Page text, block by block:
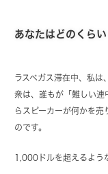
あなたはどのくら
ラスベガス滞在中、私は
衆は、誰もが「難しい連
らスピーカーが何かを売
のです。
1,000ドルを超えるよう